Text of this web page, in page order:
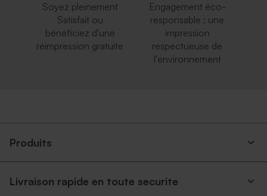
Soyez pleinement
Satisfait ou
bénéficiez d'une
réimpression gratuite
Engagement éco-
responsable : une
impression
respectueuse de
l'environnement
Produits
Livraison rapide en toute securite